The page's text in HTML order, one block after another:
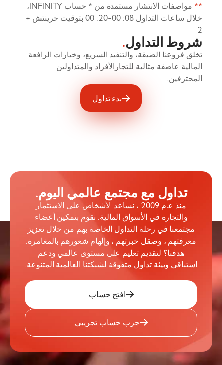
**
مواصفات الانتشار مستمدة من * حساب INFINITY،
خلال ساعات التداول 08: 00-20: 00 بتوقيت جرينتش +
2
شروط التداول.
تخلق فروعنا الضيقة، والتنفيذ السريع، وخيارات الرافعة
المالية عاصفة مثالية للتجارالأفراد والمتداولين
المحترفين.
بدء تداول
تداول مع مجتمع عالمي اليوم.
منذ عام 2009 ، نساعد الأشخاص على الاستثمار
والتجارة في الأسواق المالية. نقوم بتمكين أعضاء
مجتمعنا في رحلة التداول الخاصة بهم من خلال تعزيز
معرفتهم ، وصقل خبرتهم ، وإلهام شعورهم بالمغامرة.
هدفنا؟ لتقديم تعليم على مستوى عالمي ودعم
استباقي وبيئة تداول متفوقة لشبكتنا العالمية المتنوعة.
افتح حساب
جرب حساب تجريبي